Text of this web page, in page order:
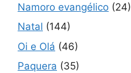
Namoro evangélico (24)
Natal (144)
Oi e Olá (46)
Paquera (35)